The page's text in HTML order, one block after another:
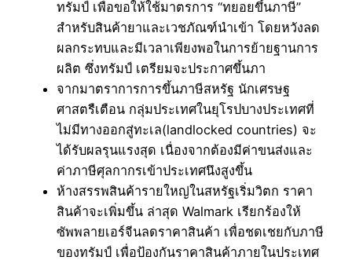
ทรัมป์ เพื่อขอให้ใช้มาตรการ “ทยอยขึ้นภาษี”
สำหรับสินค้ายาและเวชภัณฑ์นำเข้า โดยหวังลด
ผลกระทบและมีเวลาเพียงพอในการย้ายฐานการ
ผลิต ซึ่งทรัมป์ เตรียมจะประกาศขึ้นภา
จากมาตราการการขึ้นภาษีสหรัฐ นักเศรษฐ
ศาสตรืเตือน กลุ่มประเทศในยุโรปบางประเทศที่
ไม่มีทางออกสู่ทะเล(landlocked countries) จะ
ได้รับผลรุนแรงสุด เนื่องจากต้องมีค่าขนส่งและ
ค่าภาษีศุลกากรเข้าประเทศนึงสูงขึ้น
ห้างสรรพสินค้ารายใหญ่ในสหรัฐเริ่มวิตก ราคา
สินค้าจะเพิ่มขึ้น ล่าสุด Walmark เรียกร้องให้
ซัพพลายเอร์จีนลดราคาสินค้า เพื่อชดเชยกับภาษี
ของทรัมป์ เพื่อป้องกันราคาสินค้าภายในประเทศ